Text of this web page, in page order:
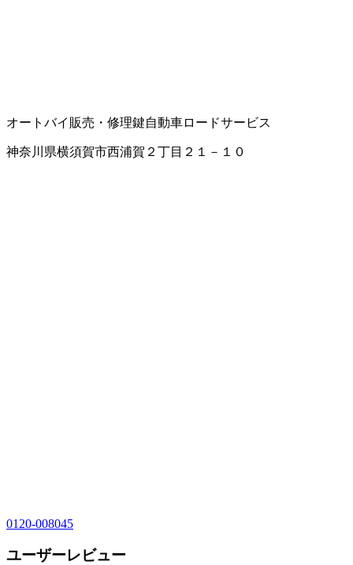
オートバイ販売・修理鍵自動車ロードサービス
神奈川県横須賀市西浦賀２丁目２１－１０
0120-008045
ユーザーレビュー